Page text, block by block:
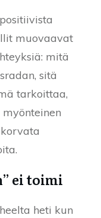
muovaavat
mitä
sitä
tarkoittaa,
ei toimi
heti kun